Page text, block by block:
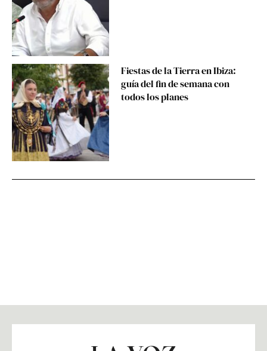
Fiestas de la Tierra en Ibiza:
guía del fin de semana con
todos los planes